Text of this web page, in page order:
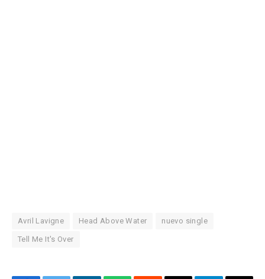
Avril Lavigne Head Above Water nuevo single
Tell Me It's Over